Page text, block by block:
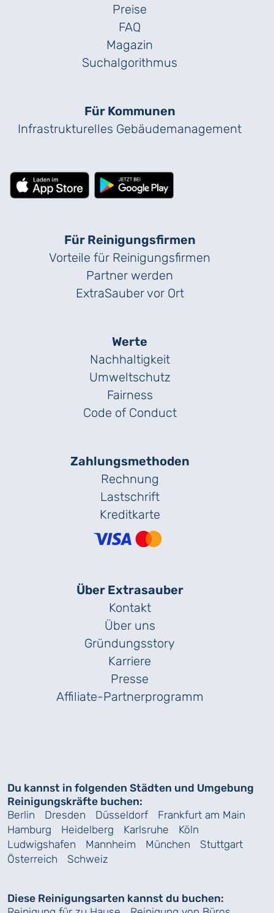
Preise
FAQ
Magazin
Suchalgorithmus
Für Kommunen
Infrastrukturelles Gebäude­management
Für Reinigungs­firmen
Vorteile für Reinigungs­firmen
Partner werden
ExtraSauber vor Ort
Werte
Nachhaltigkeit
Umweltschutz
Fairness
Code of Conduct
Zahlungs­methoden
Rechnung
Lastschrift
Kreditkarte
Über Extrasauber
Kontakt
Über uns
Gründungs­story
Karriere
Presse
Affiliate-Partnerprogramm
Du kannst in folgenden Städten und Umgebung
Reinigungskräfte buchen:
Berlin
Dresden Düsseldorf
Frankfurt am Main
Hamburg
Heidelberg Karlsruhe
Köln
Ludwigshafen
Mannheim München
Stuttgart
Österreich
Schweiz
Diese Reinigungsarten kannst du buchen: